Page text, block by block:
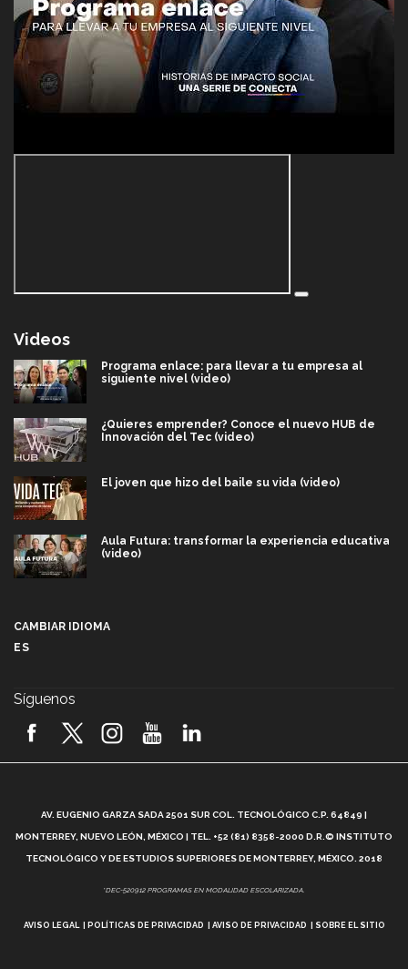
Videos
Programa enlace: para llevar a tu empresa al
siguiente nivel (video)
¿Quieres emprender? Conoce el nuevo HUB de
Innovación del Tec (video)
El joven que hizo del baile su vida (video)
Aula Futura: transformar la experiencia educativa
(video)
2026! (video)
¿Cómo es el Modelo Educativo Tec? (video)
Vida Tec: Feminismo e Inteligencia Artificial, Paola
CAMBIAR IDIOMA
ES
Síguenos
AV. EUGENIO GARZA SADA 2501 SUR COL. TECNOLÓGICO C.P. 64849 |
MONTERREY, NUEVO LEÓN, MÉXICO | TEL. +52 (81) 8358-2000 D.R.© INSTITUTO
TECNOLÓGICO Y DE ESTUDIOS SUPERIORES DE MONTERREY, MÉXICO. 2018
*DEC-520912 PROGRAMAS EN MODALIDAD ESCOLARIZADA.
AVISO LEGAL POLÍTICAS DE PRIVACIDAD AVISO DE PRIVACIDAD SOBRE EL SITIO